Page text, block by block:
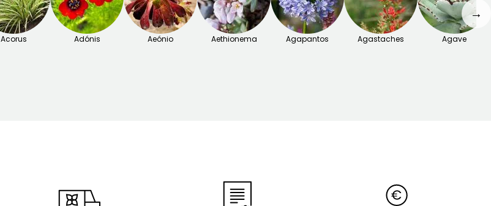
Acorus Adónis Aeónio Aethionema Agapantos Agastaches Agave
→